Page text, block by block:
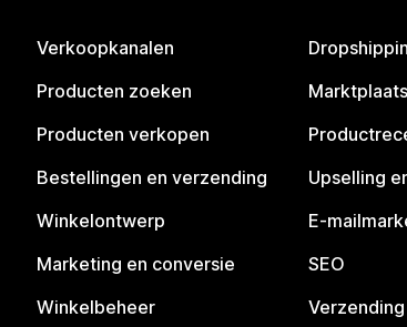
Verkoopkanalen
Producten zoeken
Producten verkopen
Bestellingen en verzending
Winkelontwerp
Marketing en conversie
Winkelbeheer
Upselling
E-
SEO
Verzending